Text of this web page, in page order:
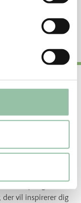
direkte i din
vil inspirerer dig